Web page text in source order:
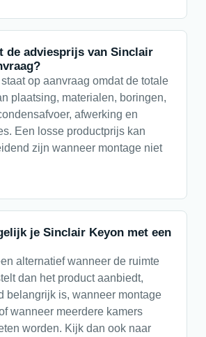
de adviesprijs van Sinclair
op aanvraag omdat de totale
plaatsing, materialen, boringen,
afwerking en
Een losse productprijs kan
zijn wanneer montage niet
je Sinclair Keyon met een
alternatief wanneer de ruimte
dan het product aanbiedt,
belangrijk is, wanneer montage
wanneer meerdere kamers
worden. Kijk dan ook naar